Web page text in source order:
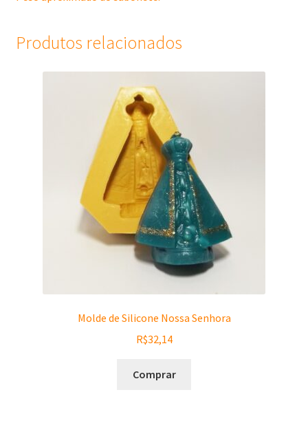
Produtos relacionados
Molde de Silicone Nossa Senhora
R$32,14
Comprar